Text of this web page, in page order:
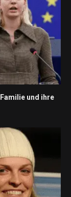
und ihre